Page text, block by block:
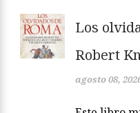
Los
Robert
agosto 08,